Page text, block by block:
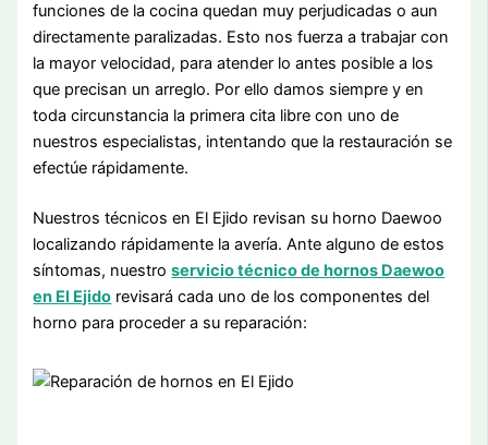
funciones de la cocina quedan muy perjudicadas o aun
directamente paralizadas. Esto nos fuerza a trabajar con
la mayor velocidad, para atender lo antes posible a los
que precisan un arreglo. Por ello damos siempre y en
toda circunstancia la primera cita libre con uno de
nuestros especialistas, intentando que la restauración se
efectúe rápidamente.
Nuestros técnicos en El Ejido revisan su horno Daewoo
localizando rápidamente la avería. Ante alguno de estos
síntomas, nuestroservicio técnico de hornos Daewoo
en El Ejido revisará cada uno de los componentes del
horno para proceder a su reparación: